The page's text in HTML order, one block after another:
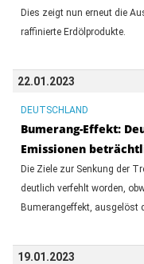
Dies zeigt nun erneut die
raffinierte Erdölprodukte.
22.01.2023
DEUTSCHLAND
Bumerang-Effekt:
Emissionen
Die Ziele zur Senkung der
deutlich verfehlt worden,
Bumerangeffekt, ausgelöst
19.01.2023